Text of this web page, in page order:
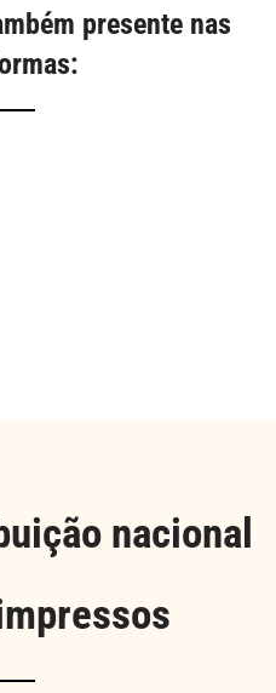
presente nas
nacional